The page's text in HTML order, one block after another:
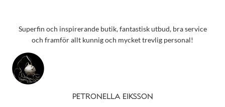
Superfin och inspirerande butik, fantastisk utbud, bra service
och framför allt kunnig och mycket trevlig personal!
PETRONELLA EIKSSON